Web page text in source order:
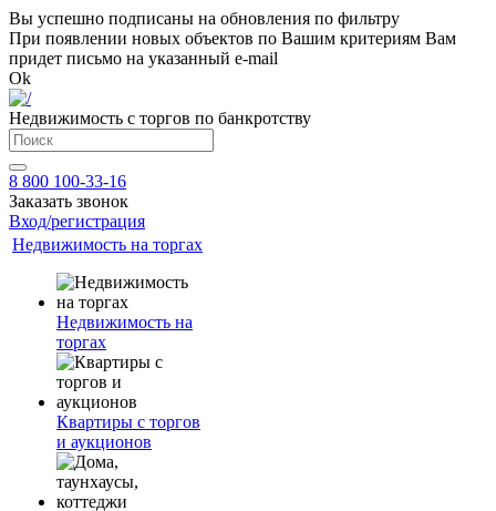
Вы успешно подписаны на обновления по фильтру
При появлении новых объектов по Вашим критериям Вам
придет письмо на указанный e-mail
Ok
Недвижимость с торгов по банкротству
8 800 100-33-16
Заказать звонок
Вход/регистрация
Недвижимость на торгах
Недвижимость на
торгах
Квартиры с торгов
и аукционов